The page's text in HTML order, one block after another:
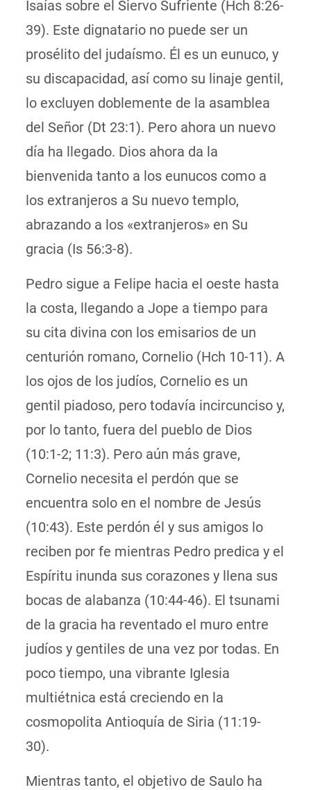
Isaías sobre el Siervo Sufriente (Hch 8:26-
39). Este dignatario no puede ser un
prosélito del judaísmo. Él es un eunuco, y
su discapacidad, así como su linaje gentil,
lo excluyen doblemente de la asamblea
del Señor (Dt 23:1). Pero ahora un nuevo
día ha llegado. Dios ahora da la
bienvenida tanto a los eunucos como a
los extranjeros a Su nuevo templo,
abrazando a los «extranjeros» en Su
gracia (Is 56:3-8).
Pedro sigue a Felipe hacia el oeste hasta
la costa, llegando a Jope a tiempo para
su cita divina con los emisarios de un
centurión romano, Cornelio (Hch 10-11). A
los ojos de los judíos, Cornelio es un
gentil piadoso, pero todavía incircunciso y,
por lo tanto, fuera del pueblo de Dios
(10:1-2; 11:3). Pero aún más grave,
Cornelio necesita el perdón que se
encuentra solo en el nombre de Jesús
(10:43). Este perdón él y sus amigos lo
reciben por fe mientras Pedro predica y el
Espíritu inunda sus corazones y llena sus
bocas de alabanza (10:44-46). El tsunami
de la gracia ha reventado el muro entre
judíos y gentiles de una vez por todas. En
poco tiempo, una vibrante Iglesia
multiétnica está creciendo en la
cosmopolita Antioquía de Siria (11:19-
30).
Mientras tanto, el objetivo de Saulo ha